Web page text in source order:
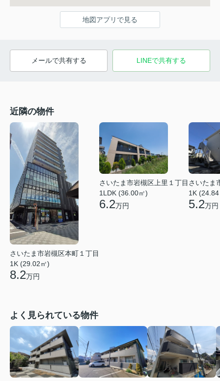
地図アプリで見る
メールで共有する LINEで共有する
近隣の物件
さいたま市岩槻区本町１丁目
1K (29.02㎡)
8.2万円
さいたま市岩槻区上里１丁目
1LDK (36.00㎡)
6.2万円
さいたま
1K
5.2万円
よく見られている物件